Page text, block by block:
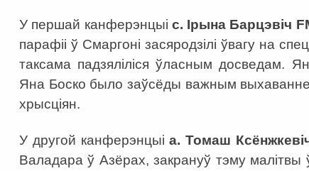
У першай канферэнцыі с. Ірына Барцэвіч
парафіі ў Смаргоні засяродзілі ўвагу на
таксама падзяліліся ўласным досведам.
Яна Боско было заўсёды важным
хрысціян.
У другой канферэнцыіа. Томаш
Валадара ў Азёрах, закрануў тэму